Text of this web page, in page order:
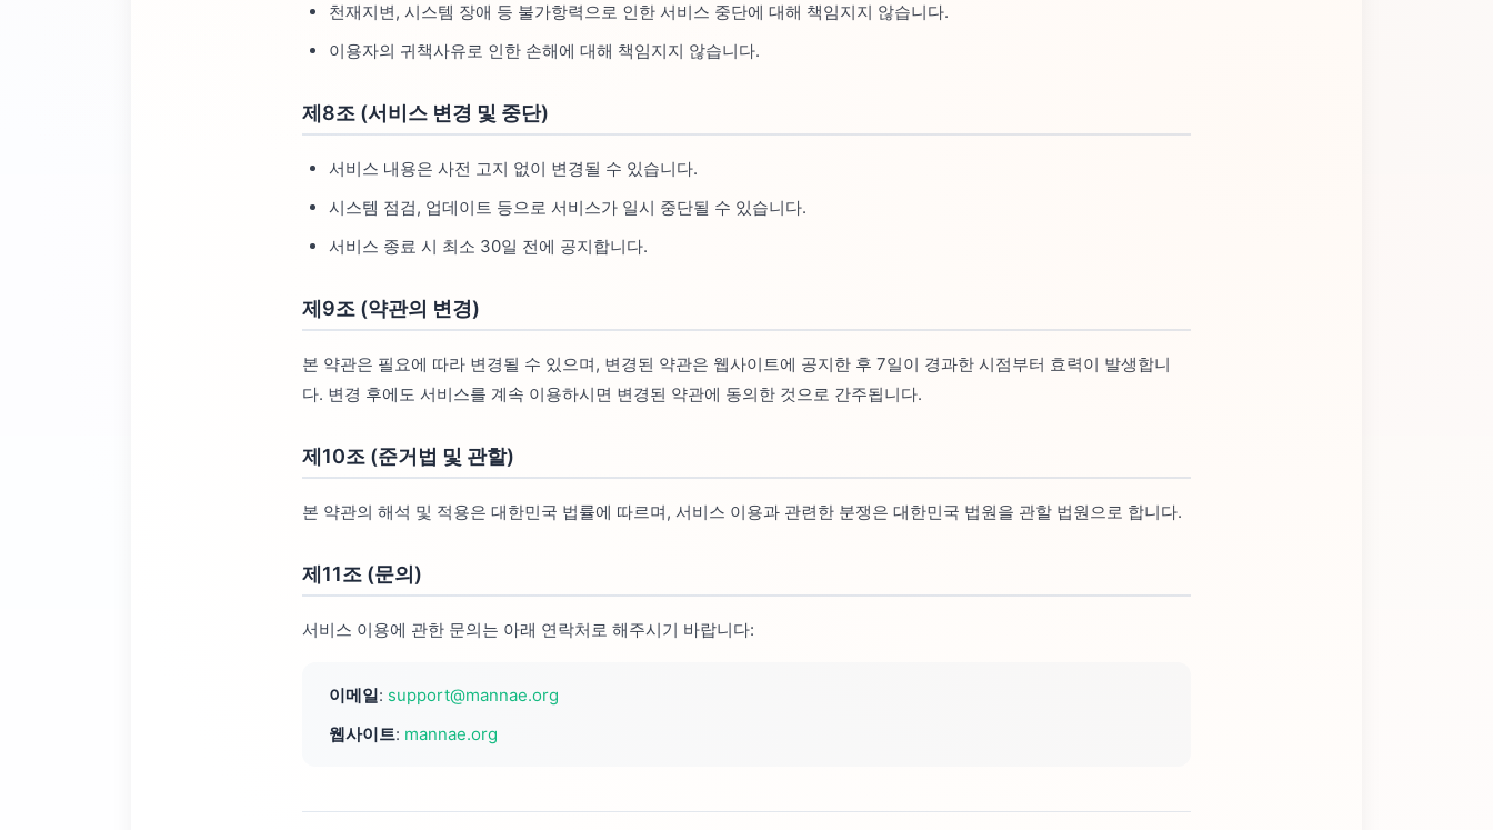
천재지변, 시스템 장애 등 불가항력으로 인한 서비스 중단에 대해 책임지지 않습니다.
이용자의 귀책사유로 인한 손해에 대해 책임지지 않습니다.
제8조 (서비스 변경 및 중단)
서비스 내용은 사전 고지 없이 변경될 수 있습니다.
시스템 점검, 업데이트 등으로 서비스가 일시 중단될 수 있습니다.
서비스 종료 시 최소 30일 전에 공지합니다.
제9조 (약관의 변경)
본 약관은 필요에 따라 변경될 수 있으며, 변경된 약관은 웹사이트에 공지한 후 7일이 경과한 시점부터 효력이 발생합니
다. 변경 후에도 서비스를 계속 이용하시면 변경된 약관에 동의한 것으로 간주됩니다.
제10조 (준거법 및 관할)
본 약관의 해석 및 적용은 대한민국 법률에 따르며, 서비스 이용과 관련한 분쟁은 대한민국 법원을 관할 법원으로 합니다.
제11조 (문의)
서비스 이용에 관한 문의는 아래 연락처로 해주시기 바랍니다:
이메일: support@mannae.org
웹사이트: mannae.org